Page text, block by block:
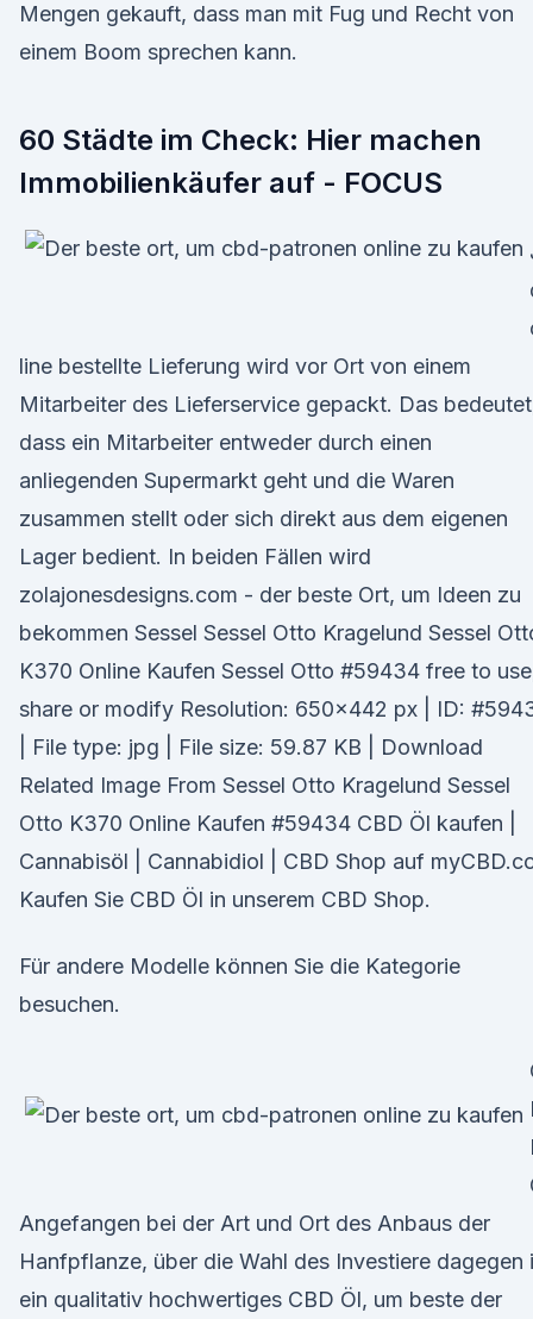
Mengen gekauft, dass man mit Fug und Recht von
einem Boom sprechen kann.
60 Städte im Check: Hier machen
Immobilienkäufer auf - FOCUS
line bestellte Lieferung wird vor Ort von einem
Mitarbeiter des Lieferservice gepackt. Das
dass ein Mitarbeiter entweder durch einen
anliegenden Supermarkt geht und die Waren
zusammen stellt oder sich direkt aus dem eigenen
Lager bedient. In beiden Fällen wird
zolajonesdesigns.com - der beste Ort, um Ideen zu
bekommen Sessel Sessel Otto Kragelund Sessel
K370 Online Kaufen Sessel Otto #59434 free to
share or modify Resolution: 650x442 px | ID:
| File type: jpg | File size: 59.87 KB | Download
Related Image From Sessel Otto Kragelund Sessel
Otto K370 Online Kaufen #59434 CBD Öl kaufen |
Cannabisöl | Cannabidiol | CBD Shop auf
Kaufen Sie CBD Öl in unserem CBD Shop.
Für andere Modelle können Sie die Kategorie
besuchen.
Angefangen bei der Art und Ort des Anbaus der
Hanfpflanze, über die Wahl des Investiere dagegen
ein qualitativ hochwertiges CBD Öl, um beste der